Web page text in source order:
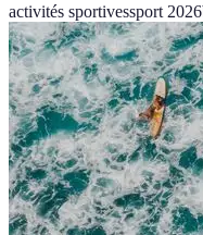
activités sportivessport 2026